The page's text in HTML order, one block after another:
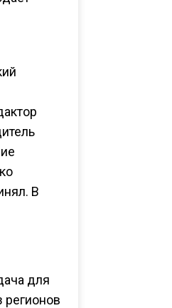
В
для
регионов